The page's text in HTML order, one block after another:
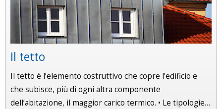
Il tetto
Il tetto è l’elemento costruttivo che copre l’edificio e
che subisce, più di ogni altra componente
dell’abitazione, il maggior carico termico. • Le tipologie…